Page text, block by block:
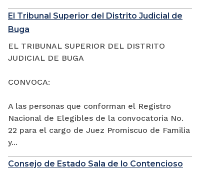
El Tribunal Superior del Distrito Judicial de
Buga
EL TRIBUNAL SUPERIOR DEL DISTRITO
JUDICIAL DE BUGA
CONVOCA:
A las personas que conforman el Registro
Nacional de Elegibles de la convocatoria No.
22 para el cargo de Juez Promiscuo de Familia
y...
Consejo de Estado Sala de lo Contencioso